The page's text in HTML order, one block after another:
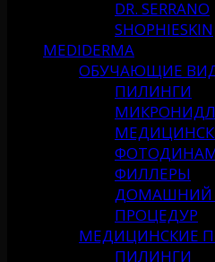
DR. SERRANO
SHOPHIESKIN
MEDIDERMA
ОБУЧАЮЩИЕ
ПИЛИНГИ
ФИЛЛЕРЫ
ДОМАШНИЙ
ПРОЦЕДУР
МЕДИЦИНСКИЕ
ПИЛИНГИ